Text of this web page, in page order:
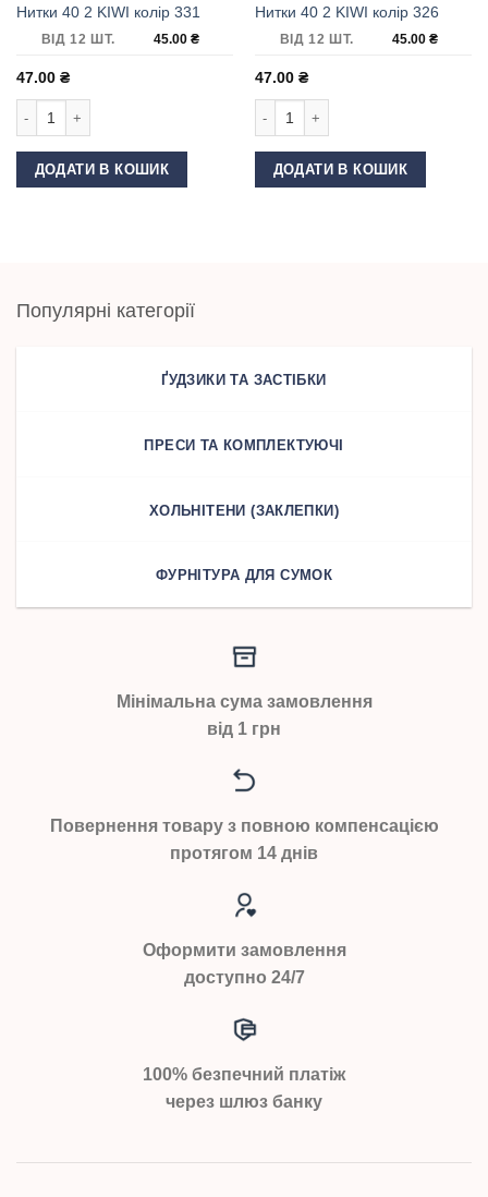
Нитки 40 2 KIWI колір 331
ВІД 12 ШТ. 45.00 ₴
47.00 ₴
ДОДАТИ В КОШИК
Нитки 40 2 KIWI колір 326
ВІД 12 ШТ. 45.00 ₴
47.00 ₴
ДОДАТИ В КОШИК
Популярні категорії
ҐУДЗИКИ ТА ЗАСТІБКИ
ПРЕСИ ТА КОМПЛЕКТУЮЧІ
ХОЛЬНІТЕНИ (ЗАКЛЕПКИ)
ФУРНІТУРА ДЛЯ СУМОК
Мінімальна сума замовлення
від 1 грн
Повернення товару з повною компенсацією
протягом 14 днів
Оформити замовлення
доступно 24/7
100% безпечний платіж
через шлюз банку